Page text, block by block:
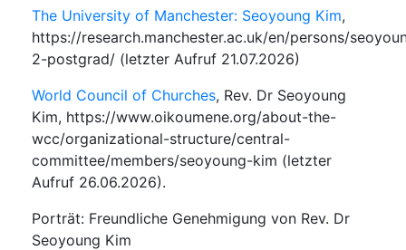
The University of Manchester: Seoyoung Kim,
https://research.manchester.ac.uk/en/persons/
2-postgrad/ (letzter Aufruf 21.07.2026)
World Council of Churches, Rev. Dr Seoyoung
Kim, https://www.oikoumene.org/about-the-
wcc/organizational-structure/central-
committee/members/seoyoung-kim (letzter
Aufruf 26.06.2026).
Porträt: Freundliche Genehmigung von Rev. Dr
Seoyoung Kim